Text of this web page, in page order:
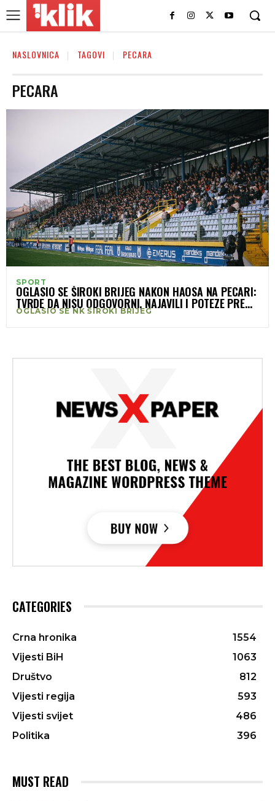
NASLOVNICA TAGOVI PECARA
PECARA
SPORT
OGLASIO SE ŠIROKI BRIJEG NAKON HAOSA NA PECARI:
TVRDE DA NISU ODGOVORNI, NAJAVILI I POTEZE PREMA
MEDIJIMA
OGLASIO SE NK ŠIROKI BRIJEG
CATEGORIES
Crna hronika
1554
Vijesti BiH
1063
Društvo
812
Vijesti regija
593
Vijesti svijet
486
Politika
396
MUST READ